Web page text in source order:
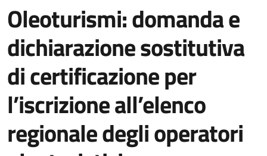
Oleoturismi: domanda e
dichiarazione sostitutiva
di certificazione per
l’iscrizione all’elenco
regionale degli operatori